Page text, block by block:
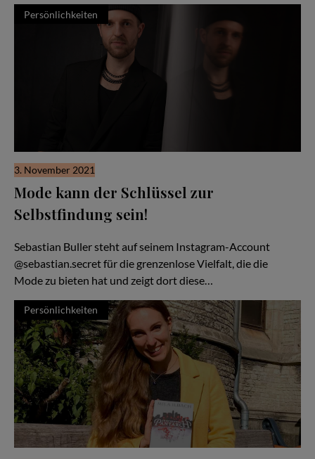
Persönlichkeiten
3. November 2021
Mode kann der Schlüssel zur
Selbstfindung sein!
Sebastian Buller steht auf seinem Instagram-Account
@sebastian.secret für die grenzenlose Vielfalt, die die
Mode zu bieten hat und zeigt dort diese…
Persönlichkeiten